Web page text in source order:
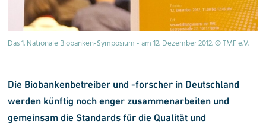
Das 1. Nationale Biobanken-Symposium - am 12. Dezember 2012. © TMF e.V.
Die Biobankenbetreiber und -forscher in Deutschland
werden künftig noch enger zusammenarbeiten und
gemeinsam die Standards für die Qualität und